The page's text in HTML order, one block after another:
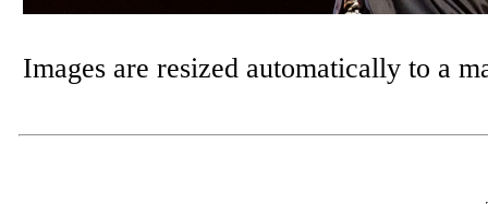
Images are resized automatically to a